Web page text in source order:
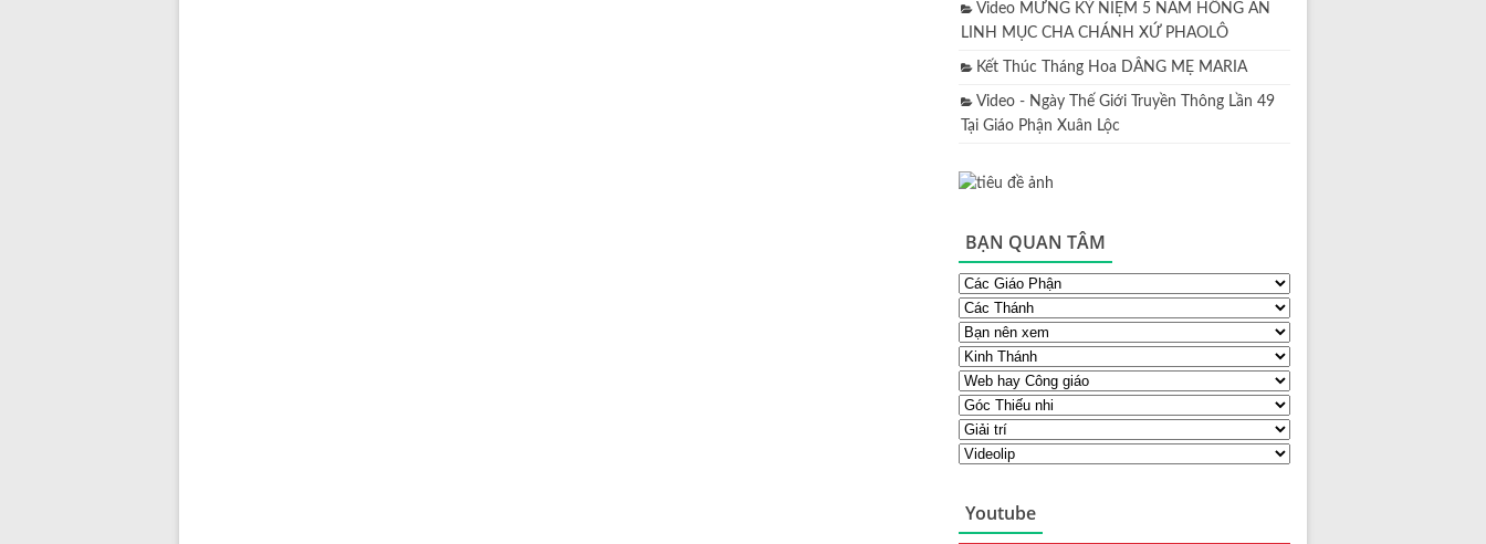
Video MỪNG KỶ NIỆM 5 NĂM HỒNG ÂN
LINH MỤC CHA CHÁNH XỨ PHAOLÔ
Kết Thúc Tháng Hoa DÂNG MẸ MARIA
Video - Ngày Thế Giới Truyền Thông Lần 49
Tại Giáo Phận Xuân Lộc
BẠN QUAN TÂM
Youtube